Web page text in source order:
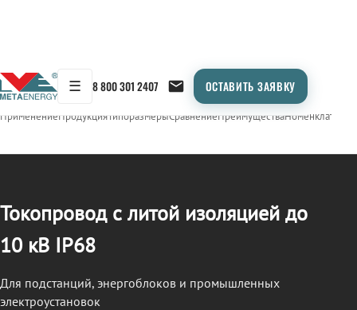
☰ 8 800 301 2407 ОСТАВИТЬ ЗАЯВКУ
← Продукция/ТОКОПРОВОД
ПрименениеПродукцияТипоразмерыСравнениеПреимуществаНоменклатура
Токопровод с литой изоляцией до
10 кВ IP68
Для подстанций, энергоблоков и промышленных
электроустановок